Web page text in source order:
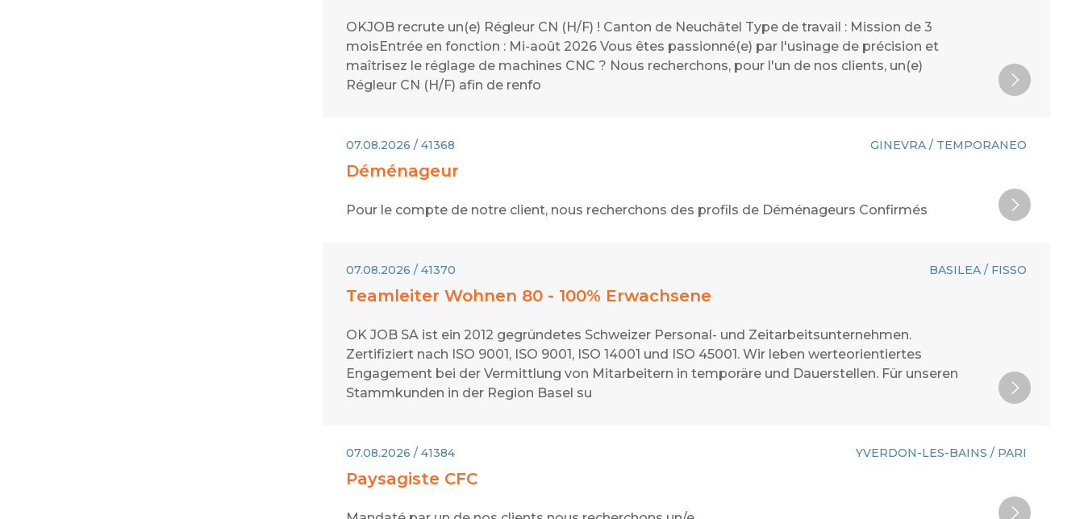
OKJOB recrute un(e) Régleur CN (H/F) ! Canton de Neuchâtel Type de travail : Mission de 3
moisEntrée en fonction : Mi-août 2026 Vous êtes passionné(e) par l'usinage de précision et
maîtrisez le réglage de machines CNC ? Nous recherchons, pour l'un de nos clients, un(e)
Régleur CN (H/F) afin de renfo
07.08.2026 / 41368 GINEVRA / TEMPORANEO
Déménageur
Pour le compte de notre client, nous recherchons des profils de Déménageurs Confirmés
07.08.2026 / 41370 BASILEA / FISSO
Teamleiter Wohnen 80 - 100% Erwachsene
OK JOB SA ist ein 2012 gegründetes Schweizer Personal- und Zeitarbeitsunternehmen.
Zertifiziert nach ISO 9001, ISO 9001, ISO 14001 und ISO 45001. Wir leben werteorientiertes
Engagement bei der Vermittlung von Mitarbeitern in temporäre und Dauerstellen. Für unseren
Stammkunden in der Region Basel su
07.08.2026 / 41384 YVERDON-LES-BAINS / PARI
Paysagiste CFC